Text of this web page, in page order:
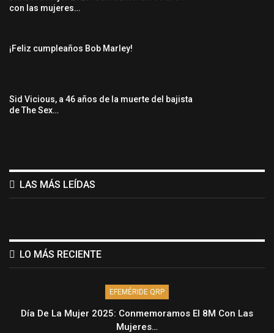
con las mujeres…
¡Feliz cumpleaños Bob Marley!
Sid Vicious, a 46 años de la muerte del bajista
de The Sex…
LAS MÁS LEÍDAS
LO MÁS RECIENTE
EFEMÉRIDE QRP
Día De La Mujer 2025: Conmemoramos El 8M Con Las
Mujeres…